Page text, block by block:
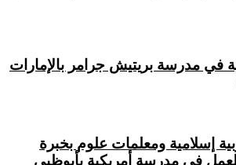
مدرسة بريتيش جرامر بالإمارات
إسلامية ومعلمات علوم بخبرة
في مدرسة أمريكية بأبوظبي